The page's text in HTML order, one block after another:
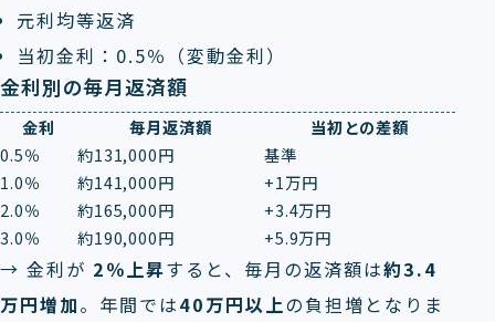
元利均等返済
当初金利：0.5％（変動金利）
金利別の毎月返済額
金利 毎月返済額
当初との差額
0.5％
約131,000円
基準
1.0％
約141,000円
+1万円
2.0％
約165,000円
+3.4万円
3.0％
約190,000円 +5.9万円
→ 金利が 2％上昇すると、毎月の返済額は約3.4
万円増加。年間では40万円以上の負担増となりま